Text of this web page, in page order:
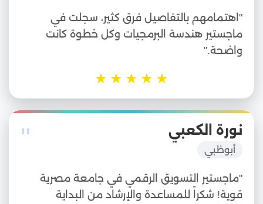
"اهتمامهم بالتفاصيل فرق كثير، سجلت في
ماجستير هندسة البرمجيات وكل خطوة كانت
واضحة."
★
★
★
★
★
" نورة الكعبي
أبوظبي
"ماجستير التسويق الرقمي في جامعة مصرية
قوية! شكراً للمساعدة والإرشاد من البداية